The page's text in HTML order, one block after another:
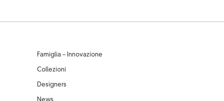
Famiglia – Innovazione
Collezioni
Designers